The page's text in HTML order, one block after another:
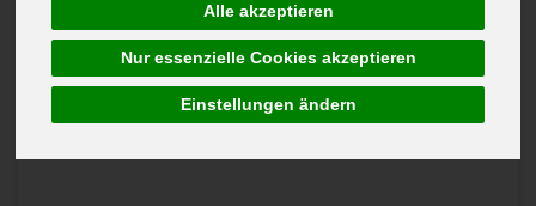
Alle akzeptieren
Nur essenzielle Cookies akzeptieren
Einstellungen ändern